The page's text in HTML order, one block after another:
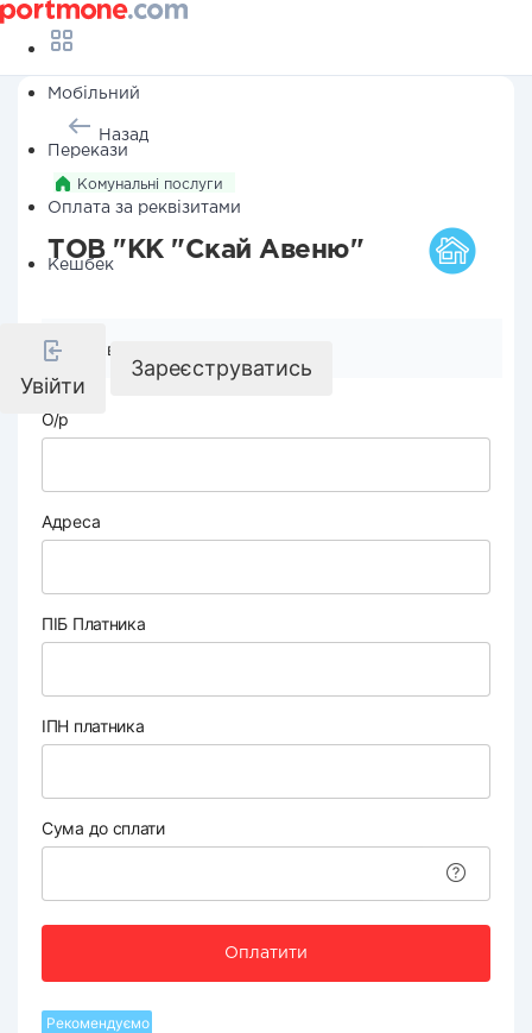
Мобільний
Перекази
Оплата за реквізитами
Кешбек
Увійти
Зареєструватись
Назад
Комунальні послуги
ТОВ "КК "Скай Авеню"
Реквізити компанії
О/р
Адреса
ПІБ Платника
ІПН платника
Сума до сплати
Оплатити
Рекомендуємо